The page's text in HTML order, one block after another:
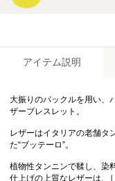
アイテム説明
大振りのバックルを用い、
ザーブレスレット。
レザーはイタリアの老舗タ
た“ブッテーロ”。
植物性タンニンで鞣し、染
仕上げの上質なレザーは、